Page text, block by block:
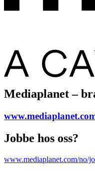
Mediaplanet –
Jobbe hos oss?
www.mediaplanet.com/no/